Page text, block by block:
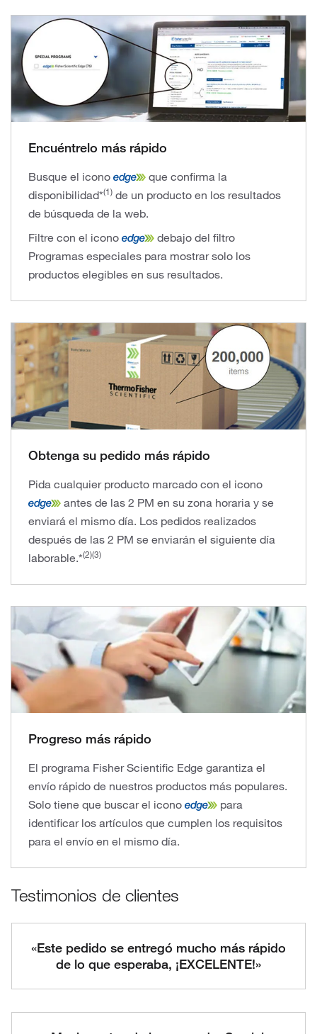
Encuéntrelo más rápido
Busque el icono
que confirma la
disponibilidad*(1) de un producto en los resultados
de búsqueda de la web.
Filtre con el icono
debajo del filtro
Programas especiales para mostrar solo los
productos elegibles en sus resultados.
Obtenga su pedido más rápido
Pida cualquier producto marcado con el icono
antes de las 2 PM en su zona horaria y se
enviará el mismo día. Los pedidos realizados
después de las 2 PM se enviarán el siguiente día
laborable.*(2)(3)
Progreso más rápido
El programa Fisher Scientific Edge garantiza el
envío rápido de nuestros productos más populares.
Solo tiene que buscar el icono
para
identificar los artículos que cumplen los requisitos
para el envío en el mismo día.
Testimonios de clientes
«Este pedido se entregó mucho más rápido
de lo que esperaba, ¡EXCELENTE!»